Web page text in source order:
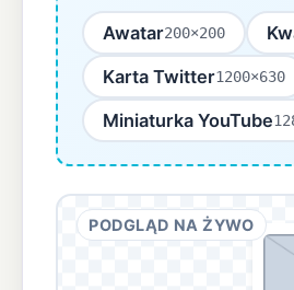
Awatar200×200
Karta Twitter1200×630
Miniaturka YouTube
PODGLĄD NA ŻYWO